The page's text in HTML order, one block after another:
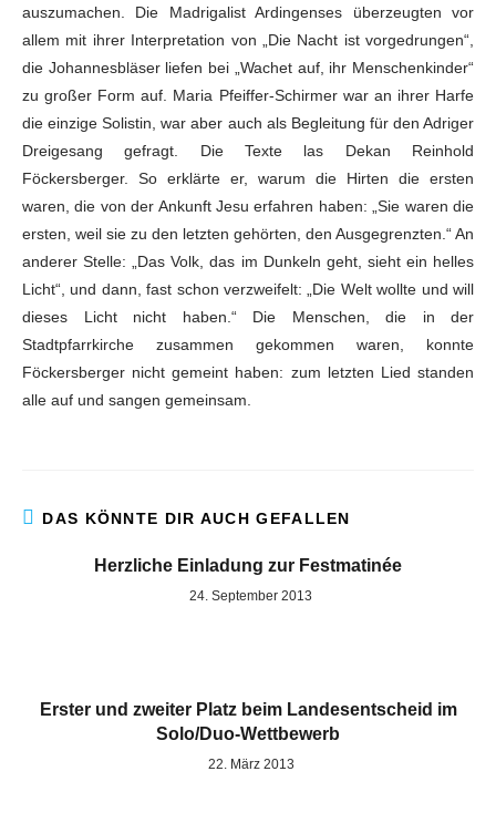
auszumachen. Die Madrigalist Ardingenses überzeugten vor
allem mit ihrer Interpretation von „Die Nacht ist vorgedrungen“,
die Johannesbläser liefen bei „Wachet auf, ihr Menschenkinder“
zu großer Form auf. Maria Pfeiffer-Schirmer war an ihrer Harfe
die einzige Solistin, war aber auch als Begleitung für den Adriger
Dreigesang gefragt. Die Texte las Dekan Reinhold
Föckersberger. So erklärte er, warum die Hirten die ersten
waren, die von der Ankunft Jesu erfahren haben: „Sie waren die
ersten, weil sie zu den letzten gehörten, den Ausgegrenzten.“ An
anderer Stelle: „Das Volk, das im Dunkeln geht, sieht ein helles
Licht“, und dann, fast schon verzweifelt: „Die Welt wollte und will
dieses Licht nicht haben.“ Die Menschen, die in der
Stadtpfarrkirche zusammen gekommen waren, konnte
Föckersberger nicht gemeint haben: zum letzten Lied standen
alle auf und sangen gemeinsam.
DAS KÖNNTE DIR AUCH GEFALLEN
Herzliche Einladung zur Festmatinée
24. September 2013
Erster und zweiter Platz beim Landesentscheid im
Solo/Duo-Wettbewerb
22. März 2013